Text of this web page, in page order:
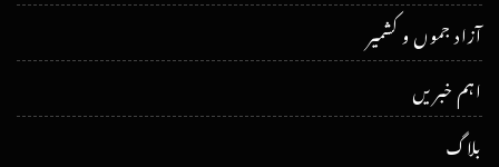
آزاد جموں و کشمیر
اہم خبریں
بلاگ